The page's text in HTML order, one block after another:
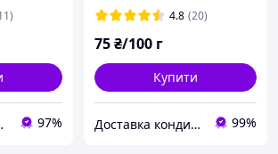
Day" 97%
4.8 (20)
75₴/100 г
Купити
Доставка кондитерської сировини 99%